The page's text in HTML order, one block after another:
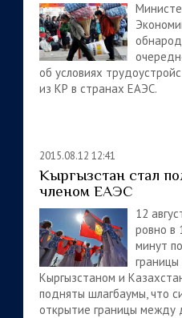
об условиях
из КР в странах ЕАЭС.
2015.08.12 12:41
Кыргызстан стал
членом ЕАЭС
12
ровно в
минут
Кыргызстаном и
подняты шлагбаумы, что
открытие границы между